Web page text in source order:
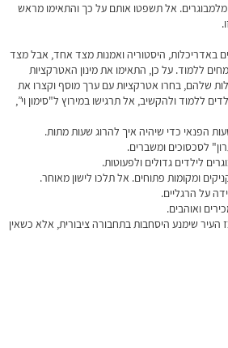
מלמבוגרים. אל תשפטו אותם על כך והתאימו מראש
באדריכלות, היסטוריה ואמנות מצד אחד, אבל מצד
ללמוד. על כן, התאימו את מינון האטרקציות
שלהם, בחרו אטרקציות עם ערך מוסף וקצרו את
ללמוד ולהקשיב, אל תרגישו במירוץ ל"סימון וי”,
הפנאי כדי שיהיה איך להרוג שעות מתות.
לסכסוכים ומשברים.
לילדים גדולים ולפעוטות.
ומקומות פתוחים. אל תלכו לישון מאוחר.
על הרגליים.
ואוהבים.
העיר שימנע היסחבות בתחבורה ציבורית, אלא כשאין